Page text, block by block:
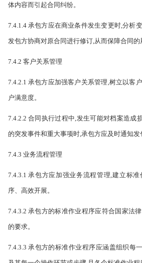
体内容而引起合同纠纷。
7.4.1.4 承包方应在商业条件发生变更时,分析
发包方协商对原合同进行修订,从而保障合同的
7.4.2 客户关系管理
7.4.2.1 承包方应加强客户关系管理,树立以客
户满意度。
7.4.2.2 合同执行过程中,发生可能对档案造成
的突发事件和重大事项时,承包方应及时通知发
7.4.3 业务流程管理
7.4.3.1 承包方应加强业务流程管理,建立标
序、高效开展。
7.4.3.2 承包方的标准作业程序应符合国家法
的要求。
7.4.3.3 承包方的标准作业程序应涵盖组织每